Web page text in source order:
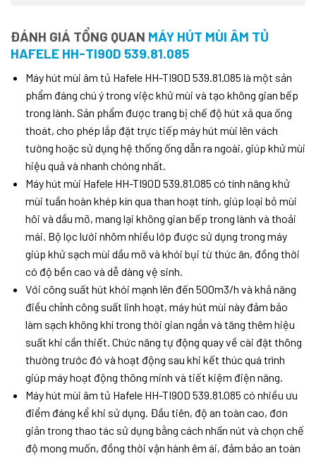
ĐÁNH GIÁ TỔNG QUAN MÁY HÚT MÙI ÂM TỦ
HAFELE HH-TI90D 539.81.085
Máy hút mùi âm tủ Hafele HH-TI90D 539.81.085 là một sản
phẩm đáng chú ý trong việc khử mùi và tạo không gian bếp
trong lành. Sản phẩm được trang bị chế độ hút xả qua ống
thoát, cho phép lắp đặt trực tiếp máy hút mùi lên vách
tường hoặc sử dụng hệ thống ống dẫn ra ngoài, giúp khử mùi
hiệu quả và nhanh chóng nhất.
Máy hút mùi Hafele HH-TI90D 539.81.085 có tính năng khử
mùi tuần hoàn khép kín qua than hoạt tính, giúp loại bỏ mùi
hôi và dầu mỡ, mang lại không gian bếp trong lành và thoải
mái. Bộ lọc lưới nhôm nhiều lớp được sử dụng trong máy
giúp khử sạch mùi dầu mỡ và khói bụi từ thức ăn, đồng thời
có độ bền cao và dễ dàng vệ sinh.
Với công suất hút khói mạnh lên đến 500m3/h và khả năng
điều chỉnh công suất linh hoạt, máy hút mùi này đảm bảo
làm sạch không khí trong thời gian ngắn và tăng thêm hiệu
suất khi cần thiết. Chức năng tự động quay về cài đặt thông
thường trước đó và hoạt động sau khi kết thúc quá trình
giúp máy hoạt động thông minh và tiết kiệm điện năng.
Máy hút mùi âm tủ Hafele HH-TI90D 539.81.085 có nhiều ưu
điểm đáng kể khi sử dụng. Đầu tiên, độ an toàn cao, đơn
giản trong thao tác sử dụng bằng cách nhấn nút và chọn chế
độ mong muốn, đồng thời vận hành êm ái, đảm bảo an toàn